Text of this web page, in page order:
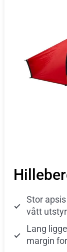
Stor
vått
Lang
margin